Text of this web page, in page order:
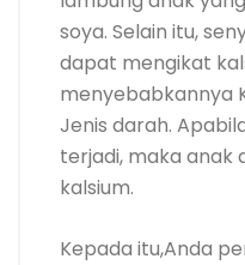
soya. Selain itu,
dapat mengikat
menyebabkannya
Jenis darah.
terjadi, maka anak
kalsium.
Kepada itu,Anda